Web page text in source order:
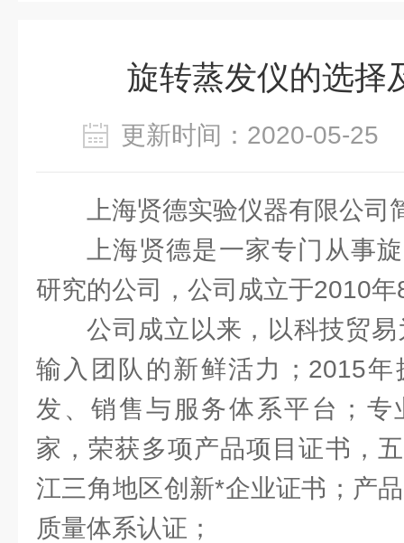
旋转蒸发仪的选择
更新时间：2020-05-
上海贤德实验仪器有限公司
上海贤德是一家专门从事
研究的公司，公司成立于2010年
公司成立以来，以科技贸
输入团队的新鲜活力；2015
发、销售与服务体系平台；
家，荣获多项产品项目证书，
江三角地区创新*企业证书；产
质量体系认证；